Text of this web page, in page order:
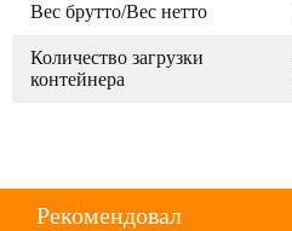
Вес брутто/Вес нетто
Количество загрузки
контейнера
Рекомендовал